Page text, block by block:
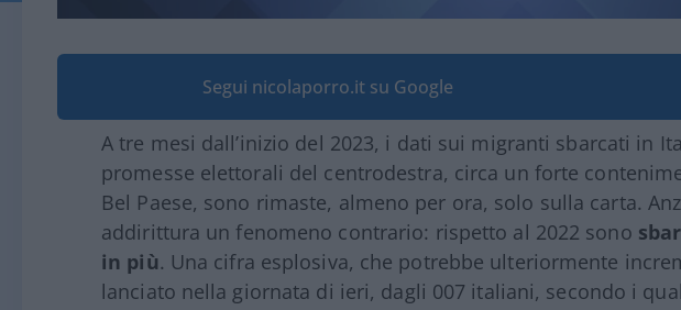
Segui nicolaporro.it su Google
A tre mesi dall’inizio del 2023, i dati sui migranti sbarcati in
promesse elettorali del centrodestra, circa un forte
Bel Paese, sono rimaste, almeno per ora, solo sulla carta.
addirittura un fenomeno contrario: rispetto al 2022 sono
in più. Una cifra esplosiva, che potrebbe ulteriormente
lanciato nella giornata di ieri, dagli 007 italiani, secondo i